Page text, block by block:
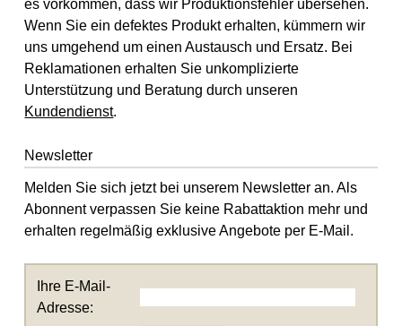
es vorkommen, dass wir Produktionsfehler übersehen.
Wenn Sie ein defektes Produkt erhalten, kümmern wir
uns umgehend um einen Austausch und Ersatz. Bei
Reklamationen erhalten Sie unkomplizierte
Unterstützung und Beratung durch unseren
Kundendienst.
Newsletter
Melden Sie sich jetzt bei unserem Newsletter an. Als
Abonnent verpassen Sie keine Rabattaktion mehr und
erhalten regelmäßig exklusive Angebote per E-Mail.
Ihre E-Mail-
Adresse: